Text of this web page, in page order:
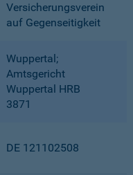
Versicherungsverein
auf Gegenseitigkeit
Wuppertal;
Amtsgericht
Wuppertal HRB
3871
DE 121102508